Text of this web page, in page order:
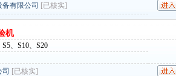
有限公司 [已核实]
机
、S10、S20
[已核实]